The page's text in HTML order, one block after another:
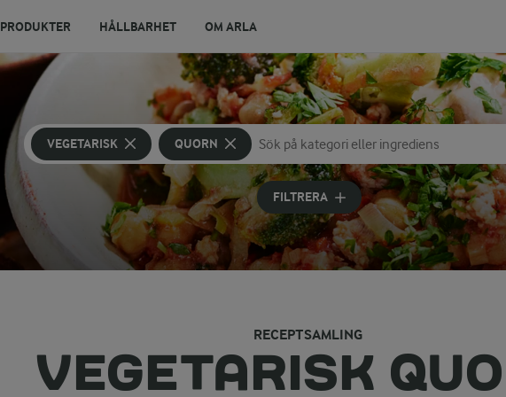
PRODUKTER HÅLLBARHET OM ARLA
VEGETARISK QUORN
Sök på kategori eller ingrediens
Skriv in sökord för att få förslag
FILTRERA
RECEPTSAMLING
VEGETARISK